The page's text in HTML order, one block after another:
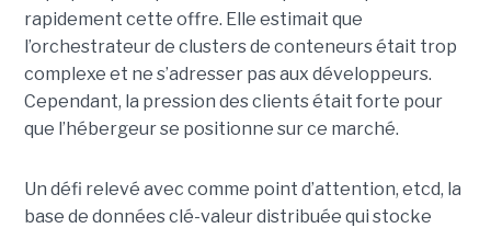
rapidement cette offre. Elle estimait que
l’orchestrateur de clusters de conteneurs était trop
complexe et ne s’adresser pas aux développeurs.
Cependant, la pression des clients était forte pour
que l’hébergeur se positionne sur ce marché.
Un défi relevé avec comme point d’attention, etcd, la
base de données clé-valeur distribuée qui stocke